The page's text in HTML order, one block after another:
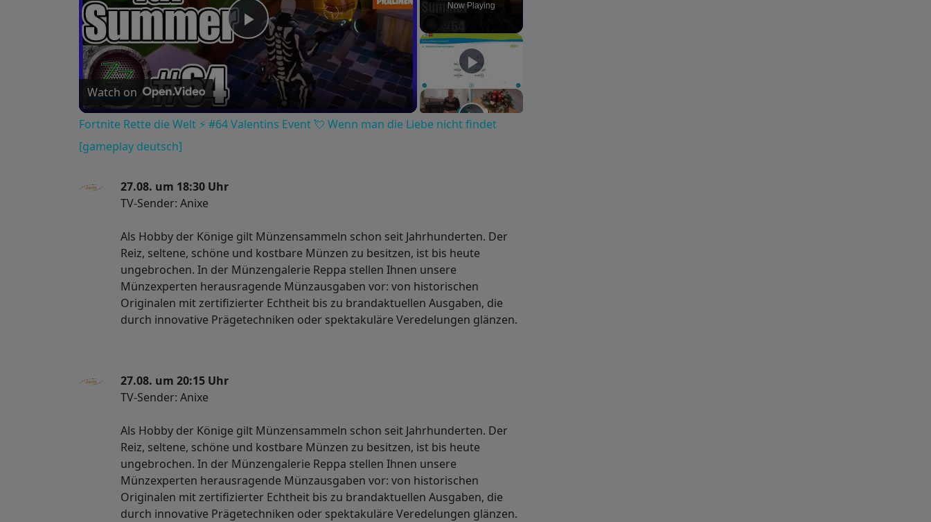
Now Playing
Play
Video
Watch on
Fortnite Rette die Welt ⚡ #64 Valentins Event 💘 Wenn man die Liebe nicht findet
[gameplay deutsch]
27.08. um 18:30 Uhr
TV-Sender: Anixe
Als Hobby der Könige gilt Münzensammeln schon seit Jahrhunderten. Der
Reiz, seltene, schöne und kostbare Münzen zu besitzen, ist bis heute
ungebrochen. In der Münzengalerie Reppa stellen Ihnen unsere
Münzexperten herausragende Münzausgaben vor: von historischen
Originalen mit zertifizierter Echtheit bis zu brandaktuellen Ausgaben, die
durch innovative Prägetechniken oder spektakuläre Veredelungen glänzen.
27.08. um 20:15 Uhr
TV-Sender: Anixe
Als Hobby der Könige gilt Münzensammeln schon seit Jahrhunderten. Der
Reiz, seltene, schöne und kostbare Münzen zu besitzen, ist bis heute
ungebrochen. In der Münzengalerie Reppa stellen Ihnen unsere
Münzexperten herausragende Münzausgaben vor: von historischen
Originalen mit zertifizierter Echtheit bis zu brandaktuellen Ausgaben, die
durch innovative Prägetechniken oder spektakuläre Veredelungen glänzen.